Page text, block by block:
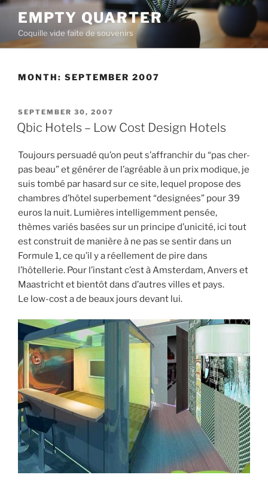
Skip
content
EMPTY QUARTER
Coquille vide faite de souvenirs
MONTH: SEPTEMBER 2007
POSTED
ON
SEPTEMBER 30, 2007
Qbic Hotels – Low Cost Design Hotels
Toujours persuadé qu’on peut s’affranchir du “pas cher-
pas beau” et générer de l’agréable à un prix modique, je
suis tombé par hasard sur ce site, lequel propose des
chambres d’hôtel superbement “designées” pour 39
euros la nuit. Lumières intelligemment pensée,
thèmes variés basées sur un principe d’unicité, ici tout
est construit de manière à ne pas se sentir dans un
Formule 1, ce qu’il y a réellement de pire dans
l’hôtellerie. Pour l’instant c’est à Amsterdam, Anvers et
Maastricht et bientôt dans d’autres villes et pays.
Le low-cost a de beaux jours devant lui.